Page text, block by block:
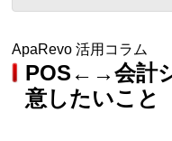
ApaRevo 活用コラム
POS←→会計
意したいこと